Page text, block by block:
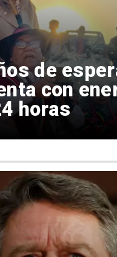
de
con
horas